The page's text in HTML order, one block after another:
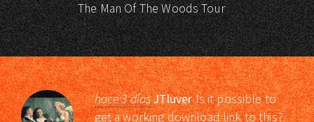
The Man Of The Woods Tour
hace 3 díasJTluverIs it possible to
get a working download link to this?